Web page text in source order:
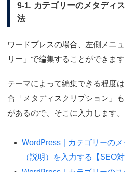
9-1. カテゴリーのメタディ
法
ワードプレスの場合、左側メニ
リー」で編集することができます
テーマによって編集できる程度
合「メタディスクリプション」
があるので、そこに入力します。
WordPress｜カテゴリーの
（説明）を入力する【SEO対